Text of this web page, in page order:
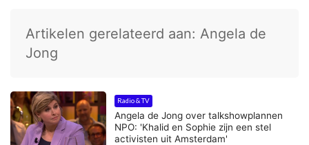
Artikelen gerelateerd aan: Angela de
Jong
Radio & TV
Angela de Jong over talkshowplannen
NPO: 'Khalid en Sophie zijn een stel
activisten uit Amsterdam'